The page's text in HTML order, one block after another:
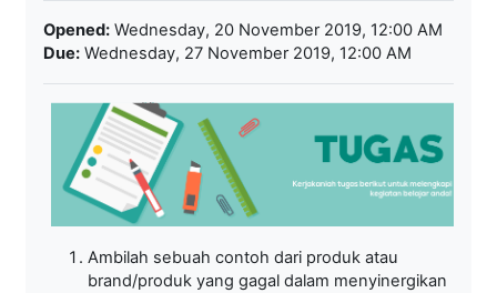
Opened: Wednesday, 20 November 2019, 12:00 AM
Due: Wednesday, 27 November 2019, 12:00 AM
Ambilah sebuah contoh dari produk atau
brand/produk yang gagal dalam menyinergikan